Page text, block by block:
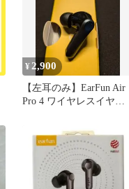
¥ 2,900
【左耳のみ】EarFun Air
Pro 4 ワイヤレスイヤホ